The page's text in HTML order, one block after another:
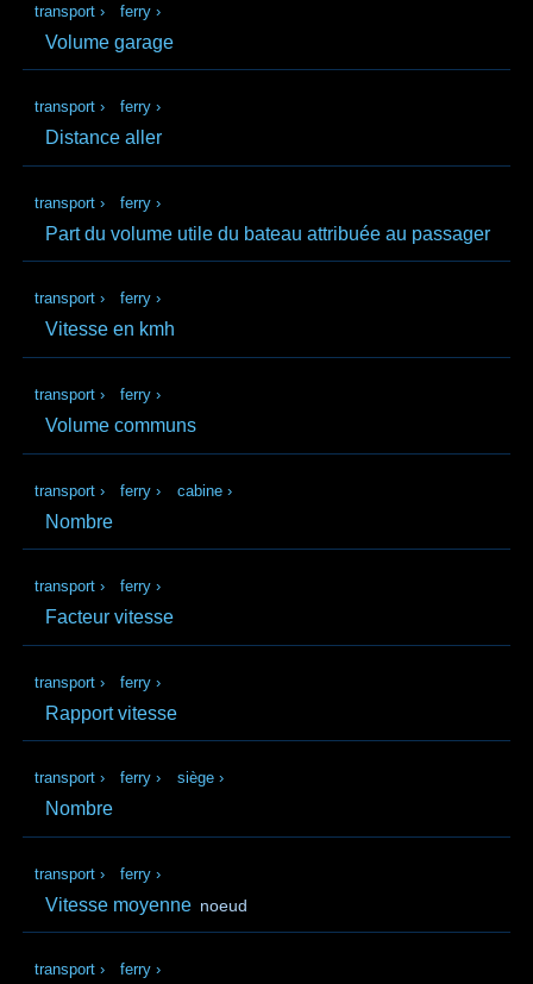
transport › ferry ›
Volume garage
transport › ferry ›
Distance aller
transport › ferry ›
Part du volume utile du bateau attribuée au passager
transport › ferry ›
Vitesse en kmh
transport › ferry ›
Volume communs
transport › ferry › cabine ›
Nombre
transport › ferry ›
Facteur vitesse
transport › ferry ›
Rapport vitesse
transport › ferry › siège ›
Nombre
transport › ferry ›
Vitesse moyenne noeud
transport › ferry ›